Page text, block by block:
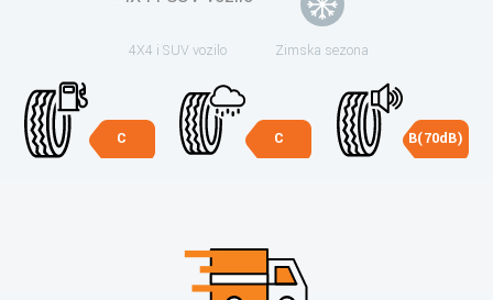
4X4 i SUV vozilo Zimska sezona
C C B(70dB)